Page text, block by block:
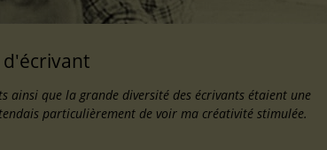
ainsi que la grande diversité des écrivants étaient une
particulièrement de voir ma créativité stimulée.